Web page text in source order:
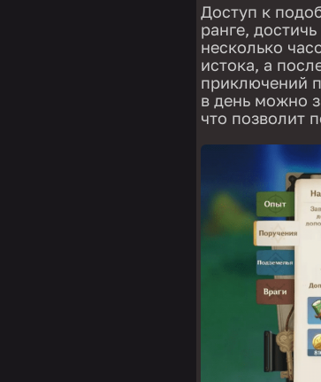
Доступ к
ранге,
несколько
истока, а
приключений
в день можно
что позволит